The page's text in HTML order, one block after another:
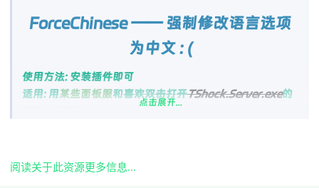
ForceChinese —— 强制修改语言选项
为中文 : (
使用方法: 安装插件即可
适用: 用某些面板服和喜欢双击打开TShock.Server.exe的
点击展开...
阅读关于此资源更多信息...